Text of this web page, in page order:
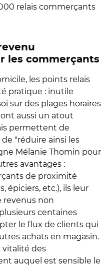
relais commerçants
les commerçants
les points relais
pratique : inutile
sur des plages horaires
aussi un atout
permettent de
"réduire ainsi les
Mélanie Thomin pour
avantages :
de proximité
épiciers, etc.), ils leur
revenus non
centaines
le flux de clients qui
achats en magasin.
vitalité des
auquel est sensible le